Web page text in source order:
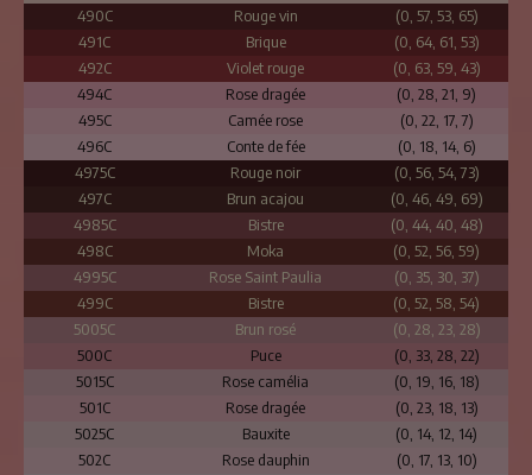
490C
Rouge vin
(0, 57, 53, 65)
491C
Brique
(0, 64, 61, 53)
492C
Violet rouge
(0, 63, 59, 43)
494C
Rose dragée
(0, 28, 21, 9)
495C
Camée rose
(0, 22, 17, 7)
496C
Conte de fée
(0, 18, 14, 6)
4975C
Rouge noir
(0, 56, 54, 73)
497C
Brun acajou
(0, 46, 49, 69)
4985C
Bistre
(0, 44, 40, 48)
498C
Moka
(0, 52, 56, 59)
4995C
Rose Saint Paulia
(0, 35, 30, 37)
499C
Bistre
(0, 52, 58, 54)
5005C
Brun rosé
(0, 28, 23, 28)
500C
Puce
(0, 33, 28, 22)
5015C
Rose camélia
(0, 19, 16, 18)
501C
Rose dragée
(0, 23, 18, 13)
5025C
Bauxite
(0, 14, 12, 14)
502C
Rose dauphin
(0, 17, 13, 10)